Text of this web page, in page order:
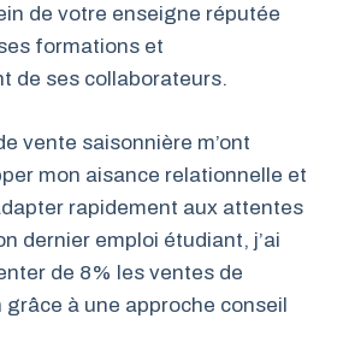
de votre enseigne réputée
formations et
de ses collaborateurs.
vente saisonnière m’ont
mon aisance relationnelle et
rapidement aux attentes
dernier emploi étudiant, j’ai
de 8% les ventes de
à une approche conseil